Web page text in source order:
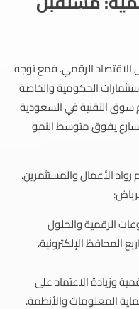
الاقتصاد الرقمي. فمع توجه
تضاعفت الاستثمارات الحكومية والخاصة
سوق التقنية في السعودية
عام 2023، بنمو متسارع يفوق متوسط النمو
الأعمال والمستثمرين،
الرقمية والحلول
المحافظ الإلكترونية،
وزيادة الاعتماد على
المعلومات والأنظمة.